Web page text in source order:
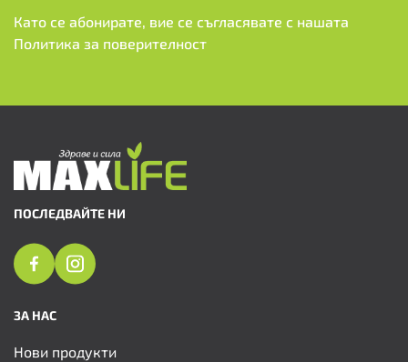
Като се абонирате, вие се съгласявате с нашата
Политика за поверителност
ПОСЛЕДВАЙТЕ НИ
ЗА НАС
Нови продукти